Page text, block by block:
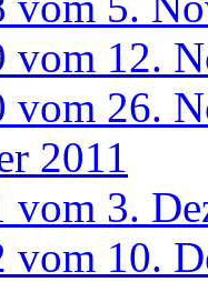
vom 12.
vom 26.
2011
vom 3.
vom 10.